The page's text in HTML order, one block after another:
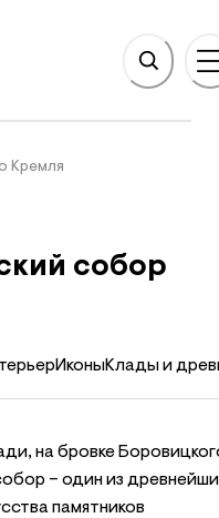
Кремля
собор
ИконыКлады и
на бровке
– один из
памятников